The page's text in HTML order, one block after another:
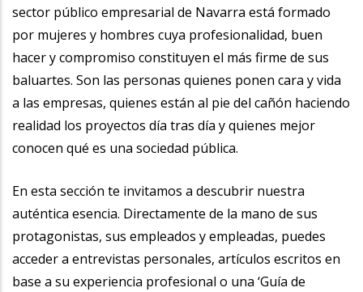
sector público empresarial de Navarra está formado
por mujeres y hombres cuya profesionalidad, buen
hacer y compromiso constituyen el más firme de sus
baluartes. Son las personas quienes ponen cara y vida
a las empresas, quienes están al pie del cañón haciendo
realidad los proyectos día tras día y quienes mejor
conocen qué es una sociedad pública.
En esta sección te invitamos a descubrir nuestra
auténtica esencia. Directamente de la mano de sus
protagonistas, sus empleados y empleadas, puedes
acceder a entrevistas personales, artículos escritos en
base a su experiencia profesional o una ‘Guía de